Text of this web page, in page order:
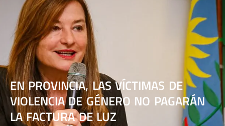
EN PROVINCIA, LAS VÍCTIMAS DE
VIOLENCIA DE GÉNERO NO PAGARÁN
LA FACTURA DE LUZ